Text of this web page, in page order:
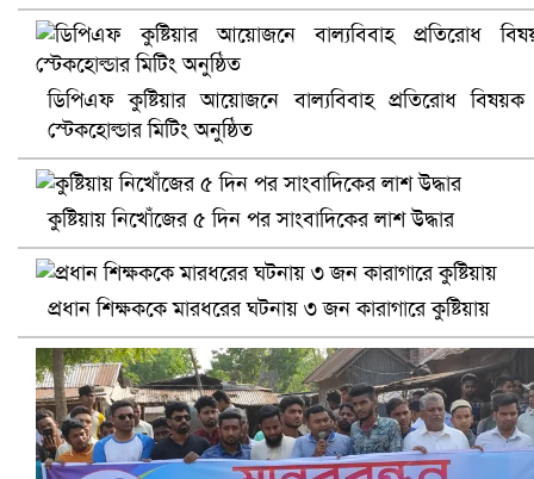
খুলনায় বিএনপি অফিসে গুলি-বোমা হামলা, নিহত ১
প্রোটিয়াদের হারিয়ে বিশ্বকাপের শিরোপা ঘরে তুলল ভারত
ডিপিএফ কুষ্টিয়ার আয়োজনে বাল্যবিবাহ প্রতিরোধ বিষয়ক
স্টেকহোল্ডার মিটিং অনুষ্ঠিত
কুষ্টিয়ায় নিখোঁজের ৫ দিন পর সাংবাদিকের লাশ উদ্ধার
প্রধান শিক্ষককে মারধরের ঘটনায় ৩ জন কারাগারে কুষ্টিয়ায়